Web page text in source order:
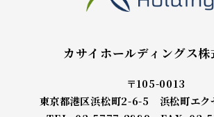
カサイホールディングス株
〒105-0013
東京都港区浜松町2-6-5 浜松町エク